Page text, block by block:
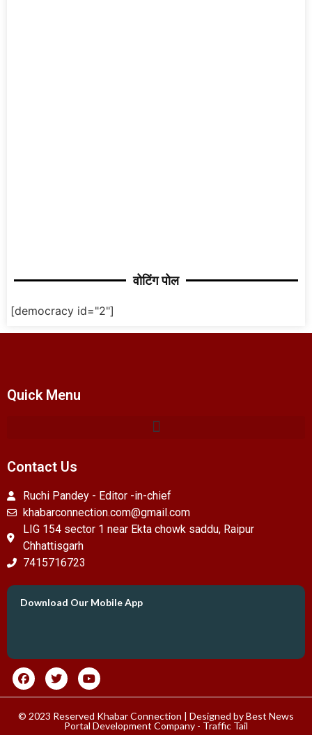
वोटिंग पोल
[democracy id="2"]
Quick Menu
Contact Us
Ruchi Pandey - Editor -in-chief
khabarconnection.com@gmail.com
LIG 154 sector 1 near Ekta chowk saddu, Raipur
Chhattisgarh
7415716723
Download Our Mobile App
© 2023 Reserved Khabar Connection | Designed byBest News
Portal Development Company - Traffic Tail